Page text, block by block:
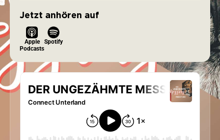
Jetzt anhören auf
Apple
Podcasts
Spotify